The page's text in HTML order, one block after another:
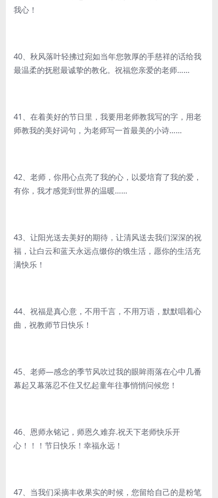
我心！
40、秋风落叶轻拂过宛如当年您敦厚的手慈祥的话给我
最温柔的抚慰最诚挚的教化。祝福您亲爱的老师……
41、在着美好的节日里，我要用老师教我写的字，用老
师教我的美好词句，为老师写一首最美的小诗……
42、老师，你用心点亮了我的心，以爱培育了我的爱，
有你，我才感觉到世界的温暖……
43、让阳光送去美好的期待，让清风送去我们深深的祝
福，让白云和蓝天永远点缀你的饿生活，愿你的生活充
满快乐！
44、祝福是真心意，不用千言，不用万语，默默唱着心
曲，祝教师节日快乐！
45、老师―感念的季节风吹过我的眼眸雨落在心中几番
幕起又幕落忍不住又忆起童年往事悄悄问候您！
46、恩师永铭记，师恩久难弃.祝天下老师快乐开
心！！！节日快乐！幸福永远！
47、当我们采摘丰收果实的时候，您留给自己的是粉笔